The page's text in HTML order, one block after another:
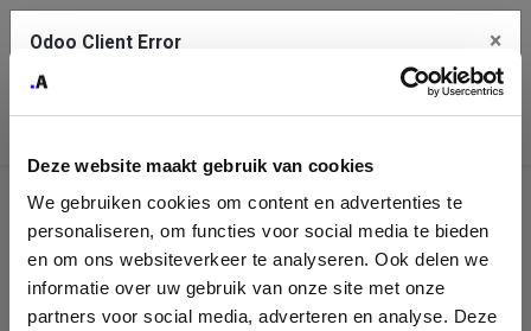
Deze website maakt gebruik van cookies
We gebruiken cookies om content en advertenties te
personaliseren, om functies voor social media te bieden
en om ons websiteverkeer te analyseren. Ook delen we
informatie over uw gebruik van onze site met onze
partners voor social media, adverteren en analyse. Deze
Company
Identification
Please fill in your company details
Odoo Client Error ×
service.
See details